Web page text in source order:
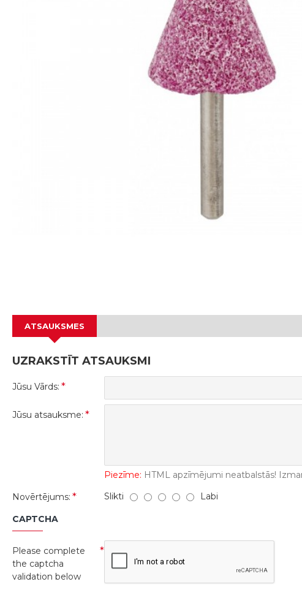
ATSAUKSMES
UZRAKSTĪT ATSAUKSMI
Jūsu Vārds:
Jūsu atsauksme:
Piezīme: HTML apzīmējumi neatbalstās!
Novērtējums:
Slikti Labi
CAPTCHA
Please complete
the captcha
validation below